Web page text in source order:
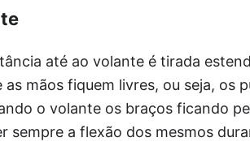
até ao volante é tirada
mãos fiquem livres, ou seja, os
o volante os braços ficando
sempre a flexão dos mesmos